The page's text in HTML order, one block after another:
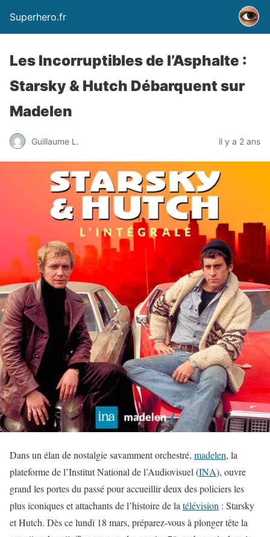
Superhero.fr
Les Incorruptibles de l’Asphalte :
Starsky & Hutch Débarquent sur
Madelen
Guillaume L. il y a 2 ans
Dans un élan de nostalgie savamment orchestré, madelen, la
plateforme de l’Institut National de l’Audiovisuel (INA), ouvre
grand les portes du passé pour accueillir deux des policiers les
plus iconiques et attachants de l’histoire de la télévision : Starsky
et Hutch. Dès ce lundi 18 mars, préparez-vous à plonger tête la